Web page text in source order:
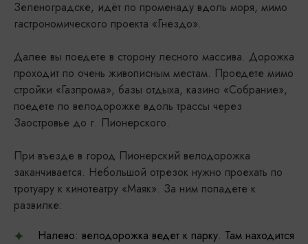
Зеленоградске, идёт по променаду вдоль моря, мимо
гастрономического проекта «Гнездо».
Далее вы поедете в сторону лесного массива. Дорожка
проходит по очень живописным местам. Проедете мимо
стройки «Газпрома», базы отдыха, казино «Собрание»,
поедете по велодорожке вдоль трассы через
Заостровье до г. Пионерского.
При въезде в город Пионерский велодорожка
заканчивается. Небольшой отрезок нужно проехать по
тротуару к кинотеатру «Маяк». За ним попадете к
развилке:
Налево: велодорожка ведет к парку. Там находится